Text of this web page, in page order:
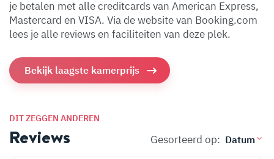
je betalen met alle creditcards van American Express,
Mastercard en VISA. Via de website van Booking.com
lees je alle reviews en faciliteiten van deze plek.
Bekijk laagste kamerprijs
DIT ZEGGEN ANDEREN
Reviews Gesorteerd op: